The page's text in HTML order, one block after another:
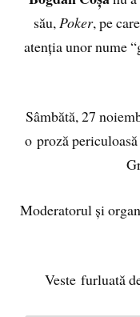
său,Poker, pe
atenția unor nume
Sâmbătă, 27
o proză
Moderatorul și
Veste furluată